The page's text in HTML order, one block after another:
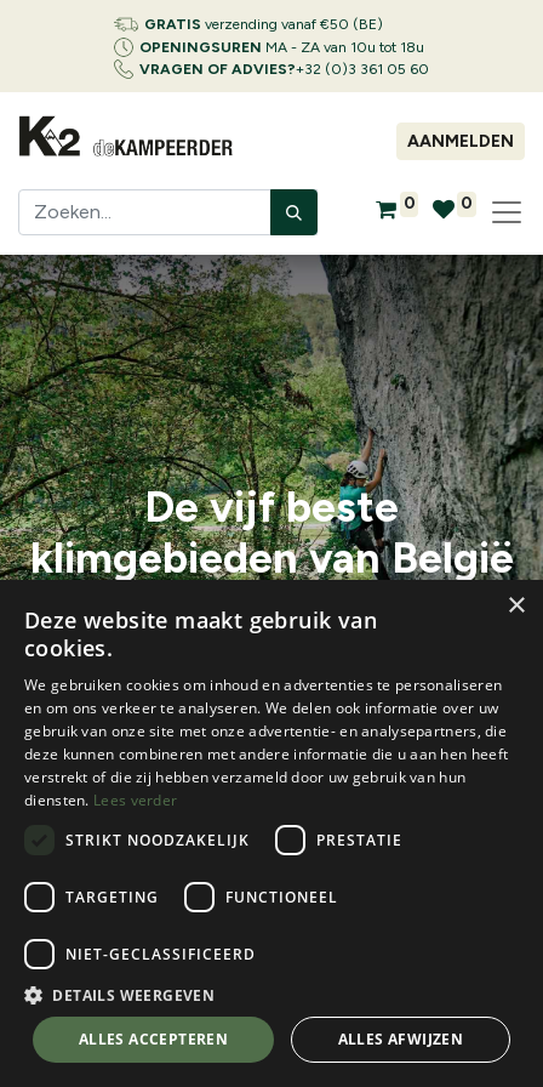
GRATIS verzending vanaf €50 (BE)
OPENINGSUREN MA - ZA van 10u tot 18u
VRAGEN OF ADVIES?+32 (0)3 361 05 60
AANMELDEN
0 0
De vijf beste
klimgebieden van België
Volgens team K2
Alle blogs
Reisverslagen & inspiratie
De vijf beste klimgebieden van België
België mag dan een klein land zijn, toch hebben we
een gevarieerd aanbod aan klimgebieden voor zowel
beginners als ervaren klimmers! Van indrukwekkende
×
Deze website maakt gebruik van
cookies.
We gebruiken cookies om inhoud en advertenties te personaliseren
en om ons verkeer te analyseren. We delen ook informatie over uw
gebruik van onze site met onze advertentie- en analysepartners, die
deze kunnen combineren met andere informatie die u aan hen heeft
verstrekt of die zij hebben verzameld door uw gebruik van hun
diensten. Lees verder
STRIKT NOODZAKELIJK
PRESTATIE
TARGETING FUNCTIONEEL
NIET-GECLASSIFICEERD
DETAILS WEERGEVEN
ALLES ACCEPTEREN ALLES AFWIJZEN